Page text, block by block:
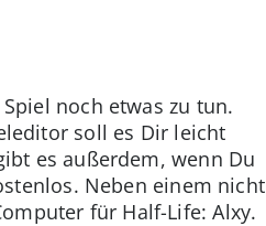
noch etwas zu tun.
soll es Dir leicht
es außerdem, wenn Du
Neben einem nicht
für Half-Life: Alxy.